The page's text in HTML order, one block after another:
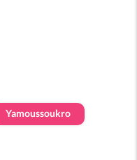
Yamoussoukro